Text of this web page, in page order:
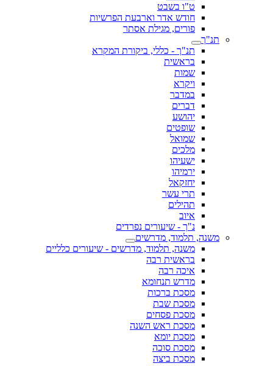
ט"ו בשבט
חודש אדר וארבעת הפרשיות
פורים, מגילת אסתר
תנ"ך
תנ"ך - כללי, ביקורת המקרא
בראשית
שמות
ויקרא
במדבר
דברים
יהושע
שופטים
שמואל
מלכים
ישעיהו
ירמיהו
יחזקאל
תרי עשר
תהילים
איוב
נ"ך - שיעורים נפרדים
משנה, תלמוד, מדרשים
משנה, תלמוד, מדרשים - שיעורים כלליים
בראשית רבה
איכה רבה
מדרש תנחומא
מסכת ברכות
מסכת שבת
מסכת פסחים
מסכת ראש השנה
מסכת יומא
מסכת סוכה
מסכת ביצה